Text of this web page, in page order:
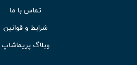
تماس با ما
شرایط و قوانین
وبلاگ پریماشاپ